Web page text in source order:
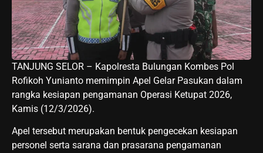
TANJUNG SELOR – Kapolresta Bulungan Kombes Pol
Rofikoh Yunianto memimpin Apel Gelar Pasukan dalam
rangka kesiapan pengamanan Operasi Ketupat 2026,
Kamis (12/3/2026).
Apel tersebut merupakan bentuk pengecekan kesiapan
personel serta sarana dan prasarana pengamanan